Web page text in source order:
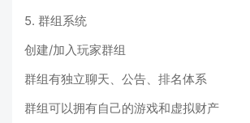
5. 群组系统
创建/加入玩家群组
群组有独立聊天、公告、排名体系
群组可以拥有自己的游戏和虚拟财产